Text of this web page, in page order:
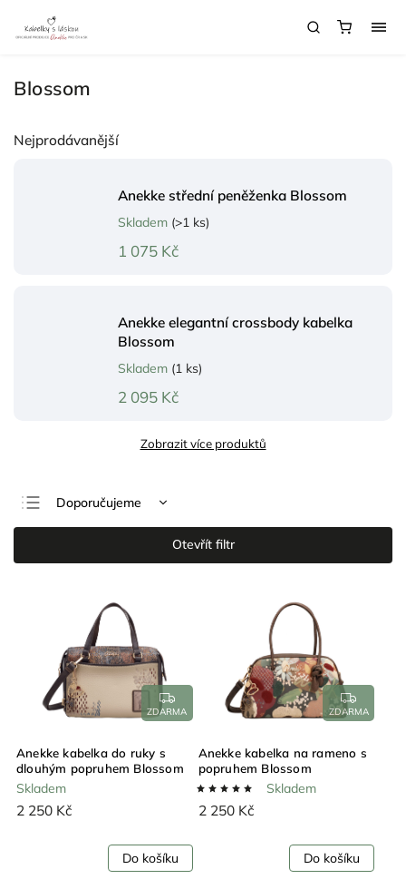
Blossom
Nejprodávanější
Anekke střední peněženka Blossom
Skladem (>1 ks)
1 075 Kč
Anekke elegantní crossbody kabelka
Blossom
Skladem (1 ks)
2 095 Kč
Zobrazit více produktů
Doporučujeme
Nejlevnější
Nejdražší
Abecedně
Otevřít filtr
ZDARMA
Anekke kabelka do ruky s
dlouhým popruhem Blossom
Skladem
2 250 Kč
Do košíku
ZDARMA
Anekke kabelka na rameno s
popruhem Blossom
Skladem
2 250 Kč
Do košíku